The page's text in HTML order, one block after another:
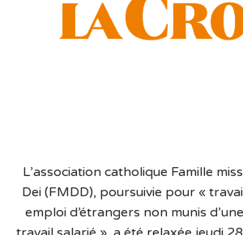
L’association catholique Famille
Dei (FMDD), poursuivie pour «
emploi d’étrangers non munis